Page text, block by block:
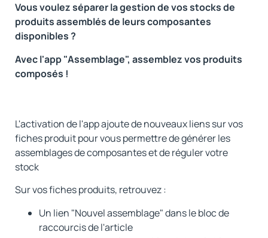
Vous voulez séparer la gestion de vos stocks de
produits assemblés de leurs composantes
disponibles ?
Avec l'app "Assemblage", assemblez vos produits
composés !
L'activation de l'app ajoute de nouveaux liens sur vos
fiches produit pour vous permettre de générer les
assemblages de composantes et de réguler votre
stock
Sur vos fiches produits, retrouvez :
Un lien "Nouvel assemblage" dans le bloc de
raccourcis de l'article